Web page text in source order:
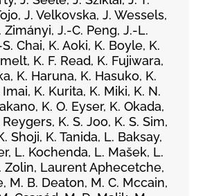
J. Velkovska, J. Wessels,
Zimányi, J.-C. Peng, J.-L.
Chai, K. Aoki, K. Boyle, K.
K. F. Read, K. Fujiwara,
K. Haruna, K. Hasuko, K.
K. Kurita, K. Miki, K. N.
K. O. Eyser, K. Okada,
K. S. Joo, K. S. Sim,
Shoji, K. Tanida, L. Baksay,
L. Kochenda, L. Mašek, L.
Zolin, Laurent Aphecetche,
M. B. Deaton, M. C. Mccain,